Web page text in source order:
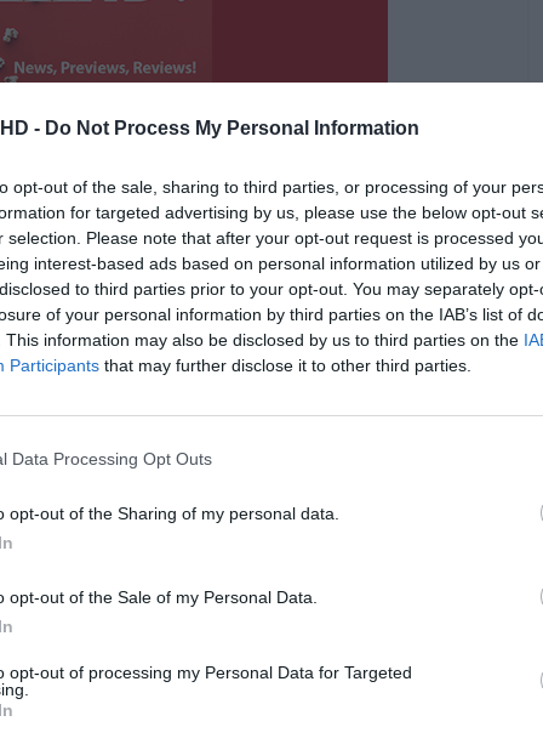
- Do Not Process My Personal Information
opt-out of the sale, sharing to third parties, or processing of your
for targeted advertising by us, please use the below opt-out
selection. Please note that after your opt-out request is processed
interest-based ads based on personal information utilized by us
to third parties prior to your opt-out. You may separately
of your personal information by third parties on the IAB’s list of
This information may also be disclosed by us to third parties on the
Participants that may further disclose it to other third parties.
Data Processing Opt Outs
opt-out of the Sharing of my personal data.
opt-out of the Sale of my Personal Data.
opt-out of processing my Personal Data for Targeted
#rockinrio#edsheeranlive
doce mas capaz de entreter uma multidão
guitarra acústica e o seu pedal de loop
alguma pirotecnia,
para mover uma multidão com várias gerações
aos mais velhos, passando pelos muitos
vasta multidão.